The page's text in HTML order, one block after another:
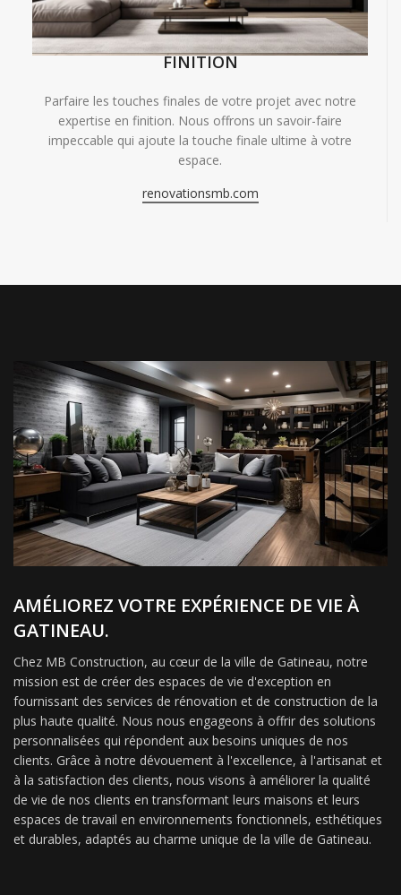
FINITION
Parfaire les touches finales de votre projet avec notre
expertise en finition. Nous offrons un savoir-faire
impeccable qui ajoute la touche finale ultime à votre
espace.
renovationsmb.com
AMÉLIOREZ VOTRE EXPÉRIENCE DE VIE À
GATINEAU.
Chez MB Construction, au cœur de la ville de Gatineau, notre
mission est de créer des espaces de vie d'exception en
fournissant des services de rénovation et de construction de la
plus haute qualité. Nous nous engageons à offrir des solutions
personnalisées qui répondent aux besoins uniques de nos
clients. Grâce à notre dévouement à l'excellence, à l'artisanat et
à la satisfaction des clients, nous visons à améliorer la qualité
de vie de nos clients en transformant leurs maisons et leurs
espaces de travail en environnements fonctionnels, esthétiques
et durables, adaptés au charme unique de la ville de Gatineau.